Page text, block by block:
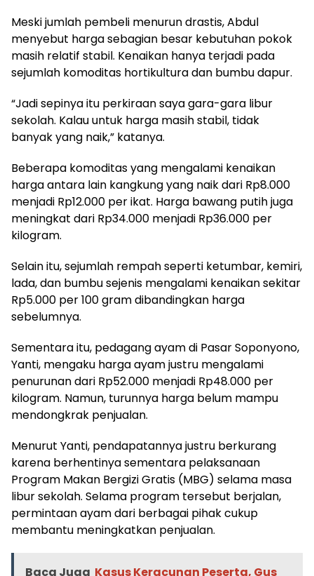
Meski jumlah pembeli menurun drastis, Abdul
menyebut harga sebagian besar kebutuhan pokok
masih relatif stabil. Kenaikan hanya terjadi pada
sejumlah komoditas hortikultura dan bumbu dapur.
“Jadi sepinya itu perkiraan saya gara-gara libur
sekolah. Kalau untuk harga masih stabil, tidak
banyak yang naik,” katanya.
Beberapa komoditas yang mengalami kenaikan
harga antara lain kangkung yang naik dari Rp8.000
menjadi Rp12.000 per ikat. Harga bawang putih juga
meningkat dari Rp34.000 menjadi Rp36.000 per
kilogram.
Selain itu, sejumlah rempah seperti ketumbar, kemiri,
lada, dan bumbu sejenis mengalami kenaikan sekitar
Rp5.000 per 100 gram dibandingkan harga
sebelumnya.
Sementara itu, pedagang ayam di Pasar Soponyono,
Yanti, mengaku harga ayam justru mengalami
penurunan dari Rp52.000 menjadi Rp48.000 per
kilogram. Namun, turunnya harga belum mampu
mendongkrak penjualan.
Menurut Yanti, pendapatannya justru berkurang
karena berhentinya sementara pelaksanaan
Program Makan Bergizi Gratis (MBG) selama masa
libur sekolah. Selama program tersebut berjalan,
permintaan ayam dari berbagai pihak cukup
membantu meningkatkan penjualan.
Baca Juga Kasus Keracunan Peserta, Gus